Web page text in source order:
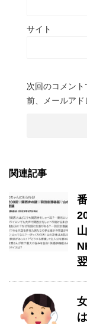
サイト
次回のコメン
前、メールアド
関連記事